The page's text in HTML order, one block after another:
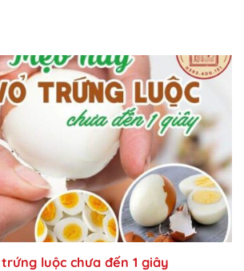
luộc chưa đến 1 giây